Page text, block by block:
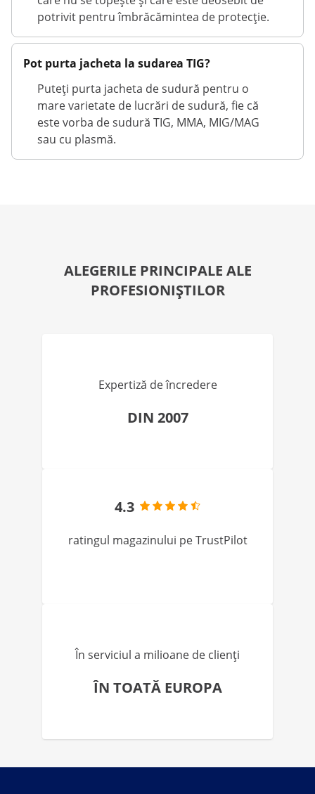
potrivit pentru îmbrăcămintea de protecție.
Pot purta jacheta la sudarea TIG?
Puteți purta jacheta de sudură pentru o
mare varietate de lucrări de sudură, fie că
este vorba de sudură TIG, MMA, MIG/MAG
sau cu plasmă.
ALEGERILE PRINCIPALE ALE
PROFESIONIȘTILOR
Expertiză de încredere
DIN 2007
4.3
ratingul magazinului pe TrustPilot
În serviciul a milioane de clienți
ÎN TOATĂ EUROPA